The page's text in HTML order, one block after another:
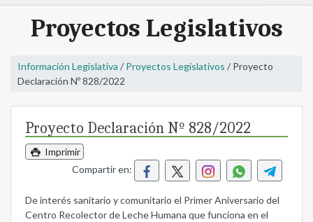
Proyectos Legislativos
Información Legislativa / Proyectos Legislativos / Proyecto
Declaración Nº 828/2022
Proyecto Declaración Nº 828/2022
Imprimir
Compartir en:
De interés sanitario y comunitario el Primer Aniversario del
Centro Recolector de Leche Humana que funciona en el